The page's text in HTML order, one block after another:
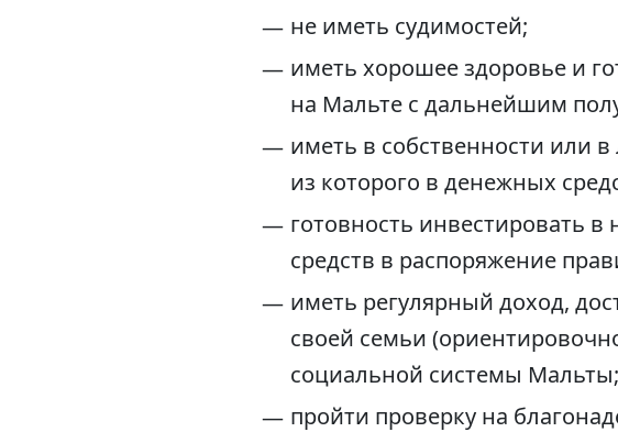
не иметь судимостей;
иметь хорошее здоровье и
на Мальте с дальнейшим
иметь в собственности или
из которого в денежных
готовность инвестировать
средств в распоряжение
иметь регулярный доход,
своей семьи
социальной системы Мальты;
пройти проверку на